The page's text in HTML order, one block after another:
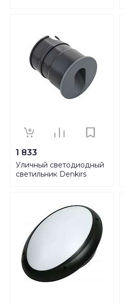
1 833
Уличный светодиодный
светильник Denkirs